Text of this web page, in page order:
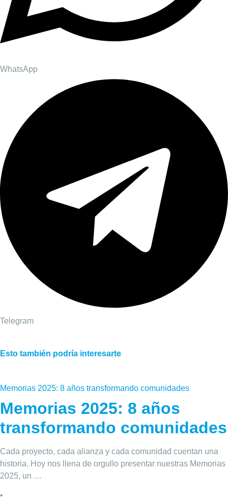
WhatsApp
Telegram
Esto también podría interesarte
Memorias 2025: 8 años transformando comunidades
Memorias 2025: 8 años
transformando comunidades
Cada proyecto, cada alianza y cada comunidad cuentan una
historia. Hoy nos llena de orgullo presentar nuestras Memorias
2025, un …
•